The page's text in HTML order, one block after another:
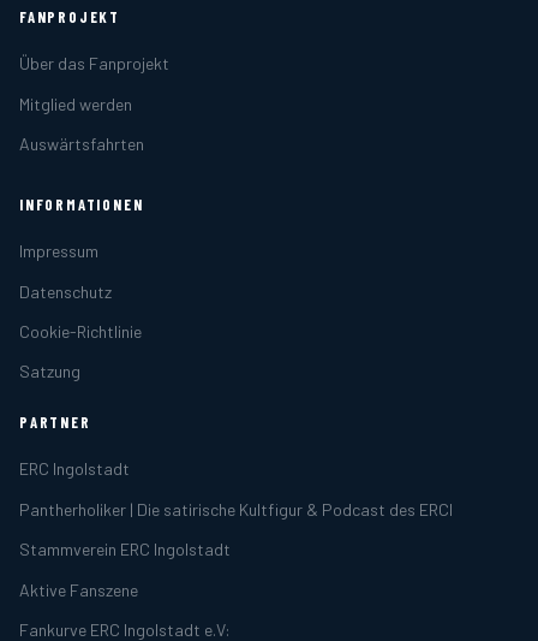
FANPROJEKT
Über das Fanprojekt
Mitglied werden
Auswärtsfahrten
INFORMATIONEN
Impressum
Datenschutz
Cookie-Richtlinie
Satzung
PARTNER
ERC Ingolstadt
Pantherholiker | Die satirische Kultfigur & Podcast des ERCI
Stammverein ERC Ingolstadt
Aktive Fanszene
Fankurve ERC Ingolstadt e.V: